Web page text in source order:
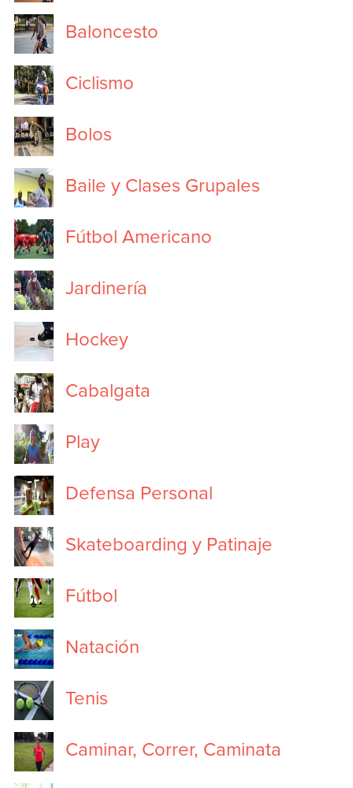
Baloncesto
Ciclismo
Bolos
Baile y Clases Grupales
Fútbol Americano
Jardinería
Hockey
Cabalgata
Play
Defensa Personal
Skateboarding y Patinaje
Fútbol
Natación
Tenis
Caminar, Correr, Caminata